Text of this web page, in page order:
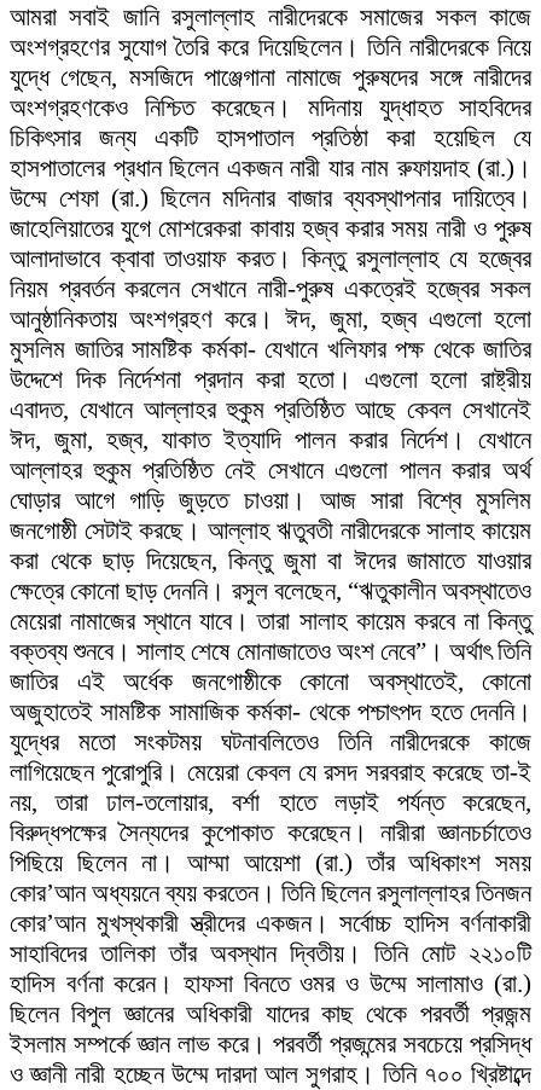
আমরা সবাই জানি রসুলাল্লাহ নারীদেরকে সমাজের সকল কাজে
অংশগ্রহণের সুযোগ তৈরি করে দিয়েছিলেন। তিনি নারীদেরকে নিয়ে
যুদ্ধে গেছেন, মসজিদে পাঞ্জেগানা নামাজে পুরুষদের সঙ্গে নারীদের
অংশগ্রহণকেও নিশ্চিত করেছেন। মদিনায় যুদ্ধাহত সাহবিদের
চিকিৎসার জন্য একটি হাসপাতাল প্রতিষ্ঠা করা হয়েছিল যে
হাসপাতালের প্রধান ছিলেন একজন নারী যার নাম রুফায়দাহ (রা.)।
উম্মে শেফা (রা.) ছিলেন মদিনার বাজার ব্যবস্থাপনার দায়িত্বে।
জাহেলিয়াতের যুগে মোশরেকরা কাবায় হজ্ব করার সময় নারী ও পুরুষ
আলাদাভাবে ক্বাবা তাওয়াফ করত। কিন্তু রসুলাল্লাহ যে হজ্বের
নিয়ম প্রবর্তন করলেন সেখানে নারী-পুরুষ একত্রেই হজ্বের সকল
আনুষ্ঠানিকতায় অংশগ্রহণ করে। ঈদ, জুমা, হজ্ব এগুলো হলো
মুসলিম জাতির সামষ্টিক কর্মকা- যেখানে খলিফার পক্ষ থেকে জাতির
উদ্দেশে দিক নির্দেশনা প্রদান করা হতো। এগুলো হলো রাষ্ট্রীয়
এবাদত, যেখানে আল্লাহর হুকুম প্রতিষ্ঠিত আছে কেবল সেখানেই
ঈদ, জুমা, হজ্ব, যাকাত ইত্যাদি পালন করার নির্দেশ। যেখানে
আল্লাহর হুকুম প্রতিষ্ঠিত নেই সেখানে এগুলো পালন করার অর্থ
ঘোড়ার আগে গাড়ি জুড়তে চাওয়া। আজ সারা বিশ্বে মুসলিম
জনগোষ্ঠী সেটাই করছে। আল্লাহ ঋতুবতী নারীদেরকে সালাহ কায়েম
করা থেকে ছাড় দিয়েছেন, কিন্তু জুমা বা ঈদের জামাতে যাওয়ার
ক্ষেত্রে কোনো ছাড় দেননি। রসুল বলেছেন, “ঋতুকালীন অবস্থাতেও
মেয়েরা নামাজের স্থানে যাবে। তারা সালাহ কায়েম করবে না কিন্তু
বক্তব্য শুনবে। সালাহ শেষে মোনাজাতেও অংশ নেবে”। অর্থাৎ তিনি
জাতির এই অর্ধেক জনগোষ্ঠীকে কোনো অবস্থাতেই, কোনো
অজুহাতেই সামষ্টিক সামাজিক কর্মকা- থেকে পশ্চাৎপদ হতে দেননি।
যুদ্ধের মতো সংকটময় ঘটনাবলিতেও তিনি নারীদেরকে কাজে
লাগিয়েছেন পুরোপুরি। মেয়েরা কেবল যে রসদ সরবরাহ করেছে তা-ই
নয়, তারা ঢাল-তলোয়ার, বর্শা হাতে লড়াই পর্যন্ত করেছেন,
বিরুদ্ধপক্ষের সৈন্যদের কুপোকাত করেছেন। নারীরা জ্ঞানচর্চাতেও
পিছিয়ে ছিলেন না। আম্মা আয়েশা (রা.) তাঁর অধিকাংশ সময়
কোর’আন অধ্যয়নে ব্যয় করতেন। তিনি ছিলেন রসুলাল্লাহর তিনজন
কোর’আন মুখস্থকারী স্ত্রীদের একজন। সর্বোচ্চ হাদিস বর্ণনাকারী
সাহাবিদের তালিকা তাঁর অবস্থান দ্বিতীয়। তিনি মোট ২২১০টি
হাদিস বর্ণনা করেন। হাফসা বিনতে ওমর ও উম্মে সালামাও (রা.)
ছিলেন বিপুল জ্ঞানের অধিকারী যাদের কাছ থেকে পরবর্তী প্রজন্ম
ইসলাম সম্পর্কে জ্ঞান লাভ করে। পরবর্তী প্রজন্মের সবচেয়ে প্রসিদ্ধ
ও জ্ঞানী নারী হচ্ছেন উম্মে দারদা আল সুগরাহ। তিনি ৭০০ খ্রিষ্টাব্দে